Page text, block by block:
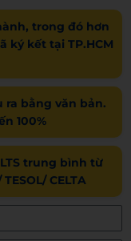
trong đó hơn
ký kết tại TP.HCM
ra bằng văn bản.
100%
trung bình từ
CELTA